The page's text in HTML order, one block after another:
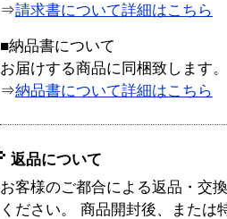
⇒請求書について詳細はこちら
■納品書について
お届けする商品に同梱致します。
⇒納品書について詳細はこちら
返品について
お客様のご都合による返品・交
ください。 商品開封後、または